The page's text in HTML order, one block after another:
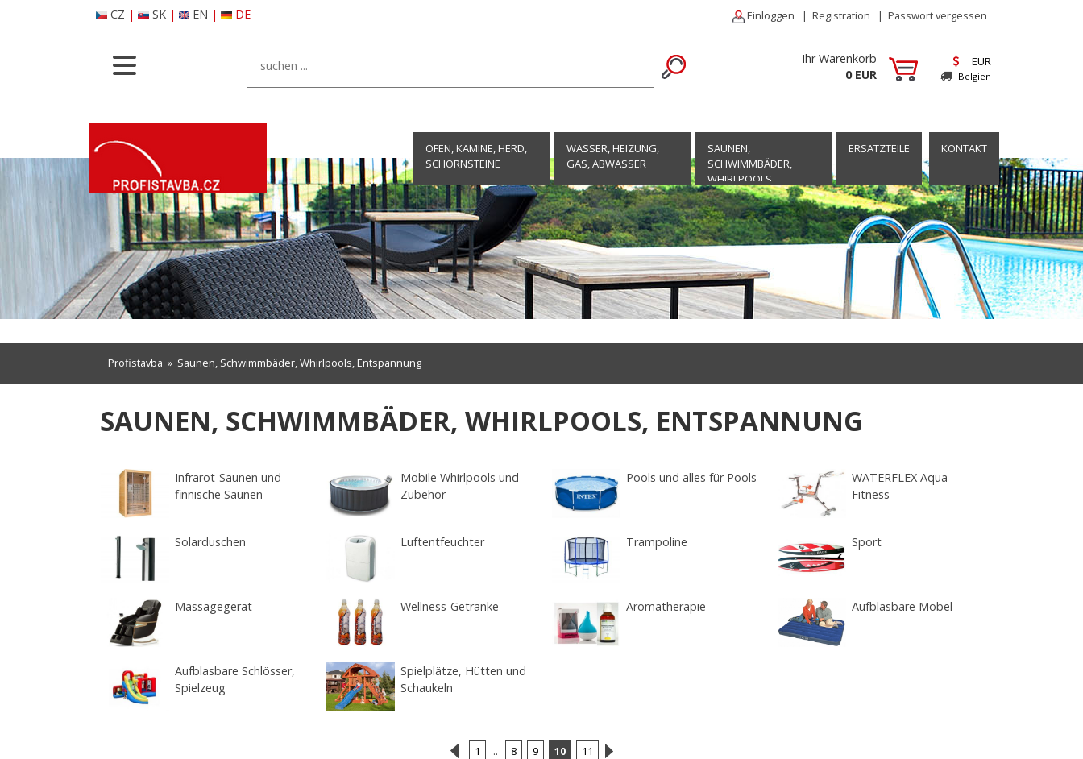
CZ | SK| EN | DE Einloggen | Registration | Passwort vergessen
Ihr Warenkorb
0 EUR
EUR
Belgien
ÖFEN, KAMINE, HERD,
SCHORNSTEINE
WASSER, HEIZUNG,
GAS, ABWASSER
SAUNEN,
SCHWIMMBÄDER,
WHIRLPOOLS,
ENTSPANNUNG
ERSATZTEILE KONTAKT
Profistavba » Saunen, Schwimmbäder, Whirlpools, Entspannung
SAUNEN, SCHWIMMBÄDER, WHIRLPOOLS, ENTSPANNUNG
Infrarot-Saunen und
finnische Saunen
Mobile Whirlpools und
Zubehör
Pools und alles für Pools
WATERFLEX Aqua
Fitness
Solarduschen Luftentfeuchter Trampoline Sport
Massagegerät Wellness-Getränke Aromatherapie Aufblasbare Möbel
Aufblasbare Schlösser,
Spielzeug
Spielplätze, Hütten und
Schaukeln
1 .. 8 9 10 11